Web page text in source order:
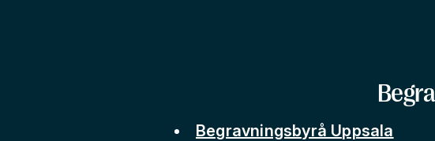
Begravningsbyrå Uppsala